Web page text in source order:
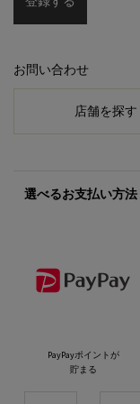
お問い合わせ
店舗を探す
選べるお支払い方法
PayPayポイントが
貯まる